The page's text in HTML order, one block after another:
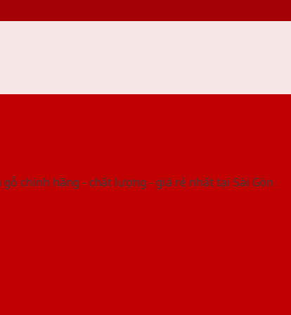
gỗ chính hãng - chất lượng - giá rẻ nhất tại Sài Gòn